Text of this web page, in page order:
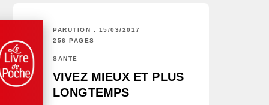
PARUTION : 15/03/2017
256 PAGES
SANTÉ
VIVEZ MIEUX ET PLUS
LONGTEMPS